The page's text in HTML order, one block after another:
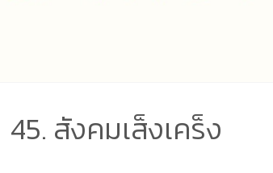
45. สังคมเส็งเคร็ง